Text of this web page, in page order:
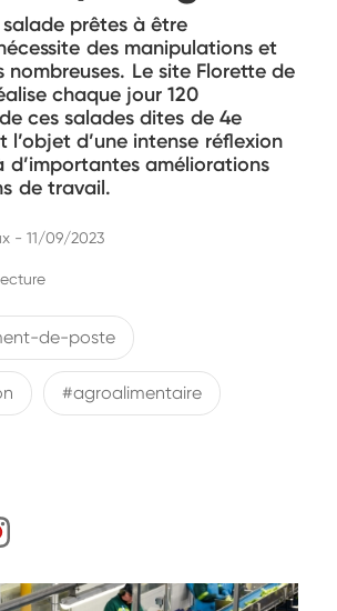
prêtes à être
des manipulations et
nombreuses. Le site Florette de
chaque jour 120
ces salades dites de 4e
l’objet d’une intense réflexion
d’importantes améliorations
de travail.
- 11/09/2023
de-poste
#agroalimentaire